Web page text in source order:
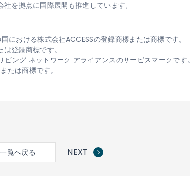
を拠点に国際展開も推進しています。
おける株式会社ACCESSの登録商標または商標です。
登録商標です。
グ ネットワーク アライアンスのサービスマークです。
たは商標です。
一覧へ戻る NEXT